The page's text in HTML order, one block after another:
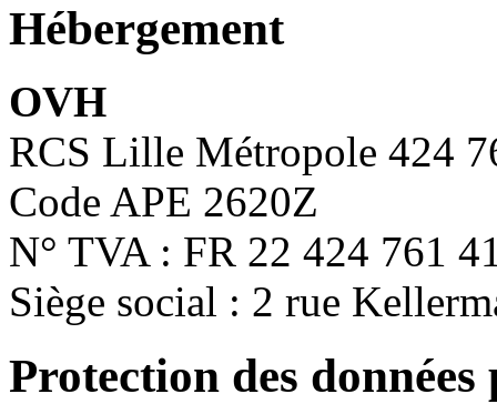
Hébergement
OVH
RCS Lille Métropole 424
Code APE 2620Z
N° TVA : FR 22 424 761
Siège social : 2 rue
Protection des données